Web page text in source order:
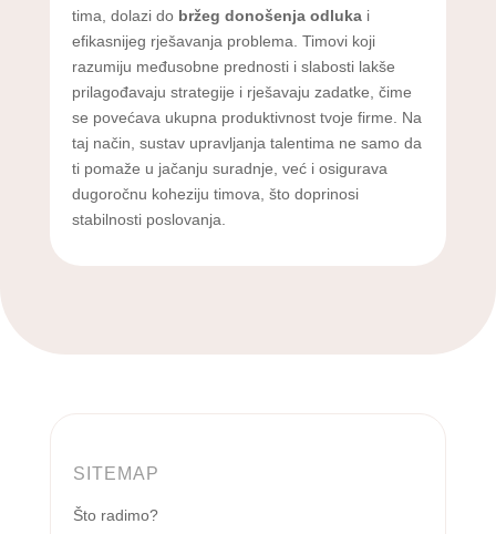
tima, dolazi do bržeg donošenja odlukai
efikasnijeg rješavanja problema. Timovi koji
razumiju međusobne prednosti i slabosti lakše
prilagođavaju strategije i rješavaju zadatke, čime
se povećava ukupna produktivnost tvoje firme. Na
taj način, sustav upravljanja talentima ne samo da
ti pomaže u jačanju suradnje, već i osigurava
dugoročnu koheziju timova, što doprinosi
stabilnosti poslovanja.
SITEMAP
Što radimo?